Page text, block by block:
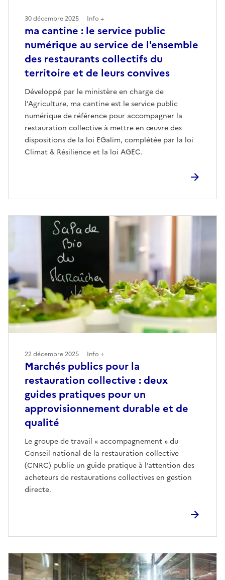
ma cantine : le service public
numérique au service de l'ensemble
des restaurants collectifs du
territoire et de leurs convives
Développé par le ministère en charge de
l’Agriculture, ma cantine est le service public
numérique de référence pour accompagner la
restauration collective à mettre en œuvre des
dispositions de la loi EGalim, complétée par la loi
Climat & Résilience et la loi AGEC.
30 décembre 2025 Info +
Marchés publics pour la
restauration collective : deux
guides pratiques pour un
approvisionnement durable et de
qualité
Le groupe de travail « accompagnement » du
Conseil national de la restauration collective
(CNRC) publie un guide pratique à l’attention des
acheteurs de restaurations collectives en gestion
directe.
22 décembre 2025 Info +